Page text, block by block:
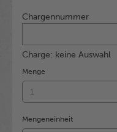
Chargennummer
Charge: keine Auswahl
Menge
Mengeneinheit